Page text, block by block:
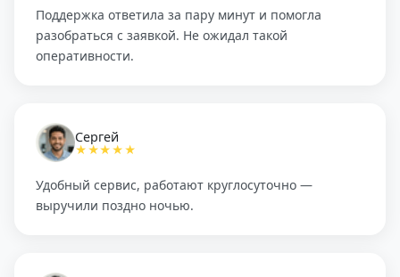
Поддержка ответила за пару минут и помогла
разобраться с заявкой. Не ожидал такой
оперативности.
Сергей
★★★★★
Удобный сервис, работают круглосуточно —
выручили поздно ночью.